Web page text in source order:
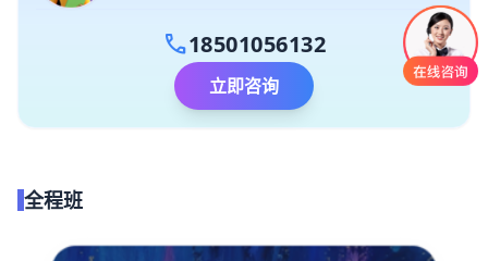
call18501056132
立即咨询
全程班